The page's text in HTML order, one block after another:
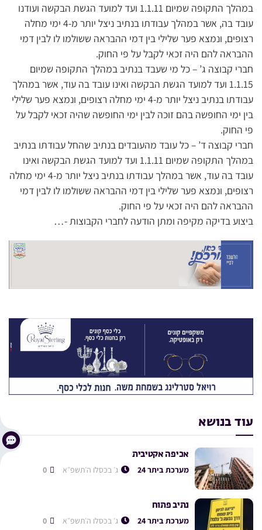
במהלך התקופה שמיום 1.1.11 ועד למועד הגשת הבקשה ועודנו
עובד בה, אשר במהלך עבודתו בנתיב ניצל יותר מ-4 ימי מחלה
רצופים, ונמצא פער שלילי בין דמי ההבראה ששולמו לו לבין דמי
ההבראה להם היה זכאי לקבל על פי החוק.
חברי קבוצה ג’ – כל מי שעבד בנתיב במהלך התקופה שמיום
1.1.15 ועד למועד הגשת הבקשה ואינו עובד בה עוד, אשר במהלך
עבודתו בנתיב ניצל יותר מ-4 ימי מחלה רצופים, ונמצא פער שלילי
בין ימי החופשה בהם זוכה לבין ימי החופשה שהיה זכאי לקבל על
פי החוק.
חברי קבוצה ד’ – כל עובד מהעובדים בנתיב שהחל עבודתו בנתיב
במהלך התקופה שמיום 1.1.11 ועד למועד הגשת הבקשה ואינו
עובד בה עוד, אשר במהלך עבודתו בנתיב ניצל יותר מ-4 ימי מחלה
רצופים, ונמצא פער שלילי בין דמי ההבראה ששולמו לו לבין דמי
ההבראה להם היה זכאי על פי החוק.
ביצוע בדיקה מקיפה ומתן הודעה לחברי הקבוצות -…
עוד בנושא
אכיפה אקטיבית
מערכת ביתר 24 ג׳ בכסלו ה׳תשפ״א
נתיב פתוח
מערכת ביתר 24 ג׳ בכסלו ה׳תשפ״א